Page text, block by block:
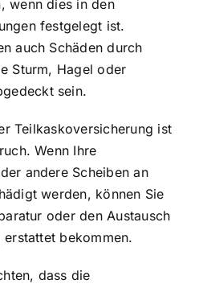
wenn dies in den
festgelegt ist.
auch Schäden durch
Sturm, Hagel oder
sein.
Teilkaskoversicherung ist
Wenn Ihre
andere Scheiben an
werden, können Sie
oder den Austausch
bekommen.
dass die